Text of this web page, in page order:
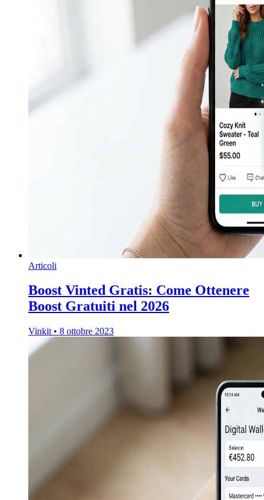
Articoli
Boost Vinted Gratis: Come Ottenere
Boost Gratuiti nel 2026
Vinkit • 8 ottobre 2023